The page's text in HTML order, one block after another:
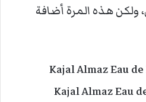
هذه المرة أضافة